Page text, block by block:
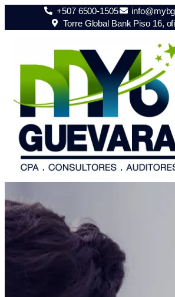
+507 6500-1505
Torre Global Bank Piso 16,